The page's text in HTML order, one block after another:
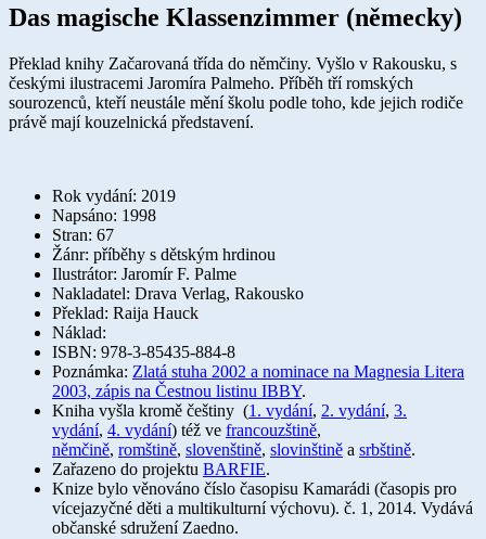
Das magische Klassenzimmer (německy)
Překlad knihy Začarovaná třída do němčiny. Vyšlo v Rakousku, s
českými ilustracemi Jaromíra Palmeho. Příběh tří romských
sourozenců, kteří neustále mění školu podle toho, kde jejich rodiče
právě mají kouzelnická představení.
Rok vydání: 2019
Napsáno: 1998
Stran: 67
Žánr: příběhy s dětským hrdinou
Ilustrátor: Jaromír F. Palme
Nakladatel: Drava Verlag, Rakousko
Překlad: Raija Hauck
Náklad:
ISBN: 978-3-85435-884-8
Poznámka: Zlatá stuha 2002 a nominace na Magnesia Litera
2003, zápis na Čestnou listinu IBBY.
Kniha vyšla kromě češtiny (1. vydání, 2. vydání, 3.
vydání, 4. vydání) též ve francouzštině,
němčině, romštině, slovenštině, slovinštině a srbštině.
Zařazeno do projektu BARFIE.
Knize bylo věnováno číslo časopisu Kamarádi (časopis pro
vícejazyčné děti a multikulturní výchovu). č. 1, 2014. Vydává
občanské sdružení Zaedno.